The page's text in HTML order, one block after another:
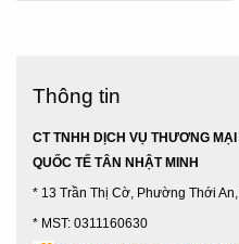
Thông tin
CT TNHH DỊCH VỤ THƯƠNG
QUỐC TẾ TÂN NHẬT MINH
* 13 Trần Thị Cờ, Phường Thới
* MST: 0311160630